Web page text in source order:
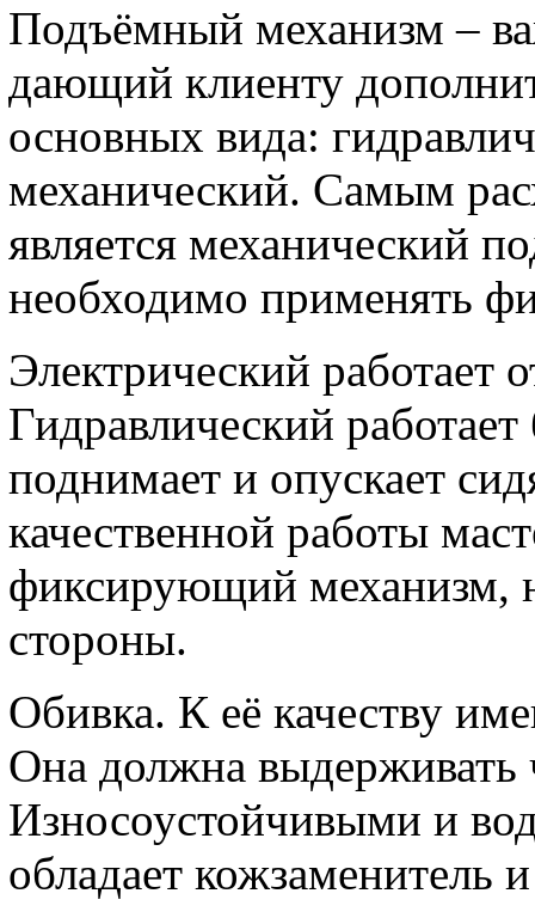
Подъёмный механизм –
дающий клиенту
основных вида:
механический. Самым
является механический
необходимо применять
Электрический работает
Гидравлический работает
поднимает и опускает
качественной работы
фиксирующий механизм,
стороны.
Обивка. К её качеству
Она должна
Износоустойчивыми и
обладает кожзаменитель